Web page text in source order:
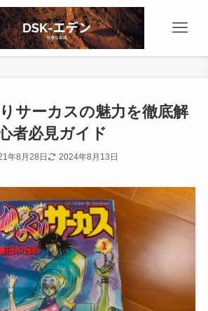
サーカスの魅力を徹底解
者必見ガイド
年8月28日 2024年8月13日